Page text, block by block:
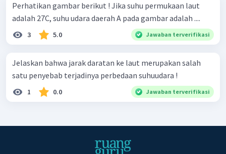
Perhatikan gambar berikut ! Jika suhu permukaan laut
adalah 27C, suhu udara daerah A pada gambar adalah ....
3 5.0 Jawaban terverifikasi
Jelaskan bahwa jarak daratan ke laut merupakan salah
satu penyebab terjadinya perbedaan suhuudara !
1 0.0 Jawaban terverifikasi